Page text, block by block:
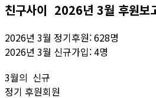
친구사이 2026년 3월 후원보
2026년 3월 정기후원: 628명
2026년 3월 신규가입: 4명
3월의 신규
정기 후원회원